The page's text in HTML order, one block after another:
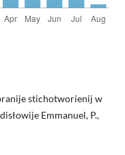
stichotworienij w
Emmanuel, P.,